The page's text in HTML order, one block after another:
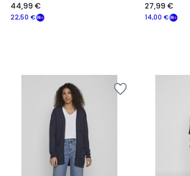
22,50 €
44,99 €
14,00 €
27,99 €